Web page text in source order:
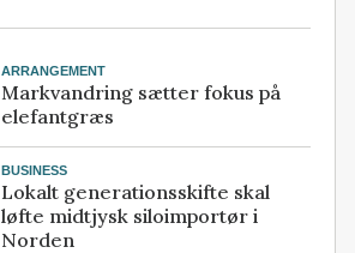
ARRANGEMENT
Markvandring sætter fokus på
elefantgræs
BUSINESS
Lokalt generationsskifte skal
løfte midtjysk siloimportør i
Norden